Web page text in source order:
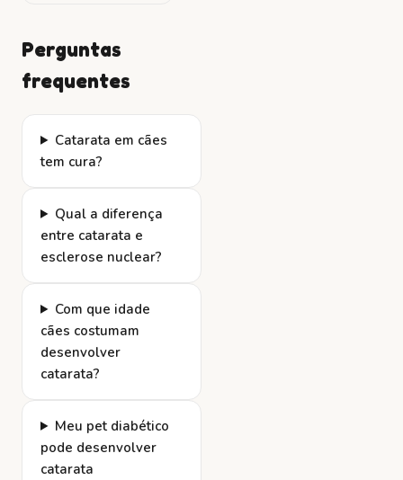
Perguntas
frequentes
Catarata em cães
tem cura?
Qual a diferença
entre catarata e
esclerose nuclear?
Com que idade
cães costumam
desenvolver
catarata?
Meu pet diabético
pode desenvolver
catarata